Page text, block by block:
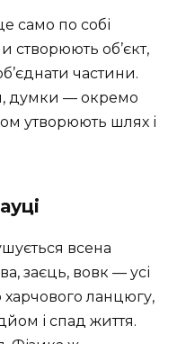
само по собі
створюють об’єкт,
частини.
думки — окремо
утворюють шлях і
всена
заєць, вовк — усі
ланцюгу,
і спад життя.